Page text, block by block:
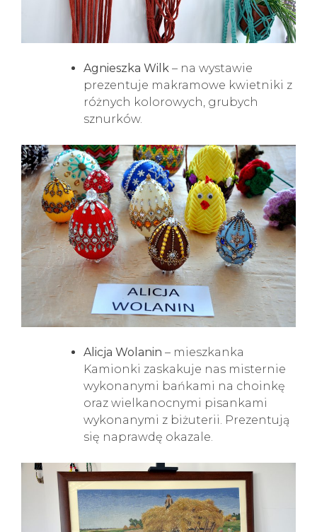
Agnieszka Wilk – na wystawie
prezentuje makramowe kwietniki z
różnych kolorowych, grubych
sznurków.
Alicja Wolanin – mieszkanka
Kamionki zaskakuje nas misternie
wykonanymi bańkami na choinkę
oraz wielkanocnymi pisankami
wykonanymi z biżuterii. Prezentują
się naprawdę okazale.